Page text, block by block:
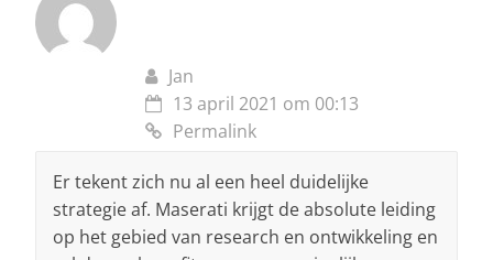
Jan
13 april 2021 om 00:13
Permalink
Er tekent zich nu al een heel duidelijke
strategie af. Maserati krijgt de absolute leiding
op het gebied van research en ontwikkeling en